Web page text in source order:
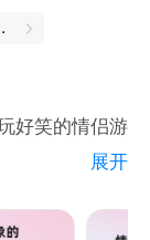
件
好笑的情侣游
展开